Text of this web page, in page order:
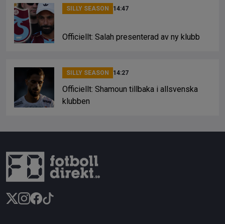
SILLY SEASON 14:47
Officiellt: Salah presenterad av ny klubb
SILLY SEASON 14:27
Officiellt: Shamoun tillbaka i allsvenska
klubben